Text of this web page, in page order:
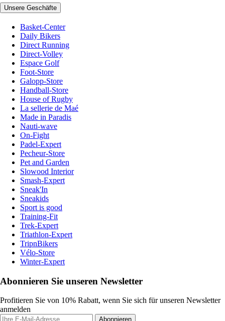
Unsere Geschäfte
Basket-Center
Daily Bikers
Direct Running
Direct-Volley
Espace Golf
Foot-Store
Galopp-Store
Handball-Store
House of Rugby
La sellerie de Maé
Made in Paradis
Nauti-wave
On-Fight
Padel-Expert
Pecheur-Store
Pet and Garden
Slowood Interior
Smash-Expert
Sneak'In
Sneakids
Sport is good
Training-Fit
Trek-Expert
Triathlon-Expert
TripnBikers
Vélo-Store
Winter-Expert
Abonnieren Sie unseren Newsletter
Profitieren Sie von 10% Rabatt, wenn Sie sich für unseren Newsletter
anmelden
Abonnieren